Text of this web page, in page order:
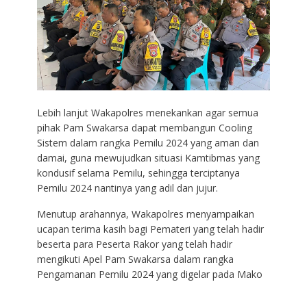
Lebih lanjut Wakapolres menekankan agar semua
pihak Pam Swakarsa dapat membangun Cooling
Sistem dalam rangka Pemilu 2024 yang aman dan
damai, guna mewujudkan situasi Kamtibmas yang
kondusif selama Pemilu, sehingga terciptanya
Pemilu 2024 nantinya yang adil dan jujur.
Menutup arahannya, Wakapolres menyampaikan
ucapan terima kasih bagi Pemateri yang telah hadir
beserta para Peserta Rakor yang telah hadir
mengikuti Apel Pam Swakarsa dalam rangka
Pengamanan Pemilu 2024 yang digelar pada Mako